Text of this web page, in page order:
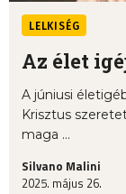
LELKISÉG
Az élet
A júniusi
Krisztus
maga ...
Silvano Malini
2025. május 26.